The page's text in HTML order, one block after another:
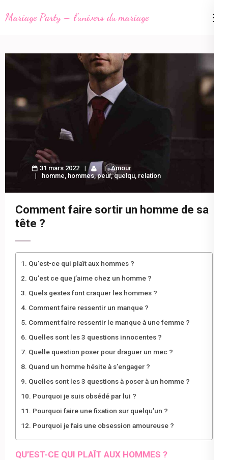
au
(Pressez
Entrée)
Mariage Party – l'univers du mariage
31 mars 2022
Amour
homme, hommes,peur,quelqu, relation
Comment faire sortir un homme de sa
tête ?
Qu’est-ce qui plaît aux hommes ?
Qu’est ce que j’aime chez un homme ?
Quels gestes font craquer les hommes ?
Comment faire ressentir un manque ?
Comment faire ressentir le manque à une femme ?
Quelles sont les 3 questions innocentes ?
Quelle question poser pour draguer un mec ?
Quand un homme hésite à s’engager ?
Quelles sont les 3 questions à poser à un homme ?
Pourquoi je suis obsédé par lui ?
Pourquoi faire une fixation sur quelqu’un ?
Pourquoi je fais une obsession amoureuse ?
QU’EST-CE QUI PLAÎT AUX HOMMES ?